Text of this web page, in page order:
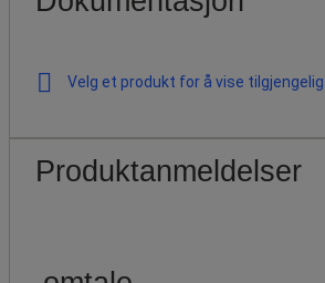
Velg et produkt for å vise
Produktanmeldelser